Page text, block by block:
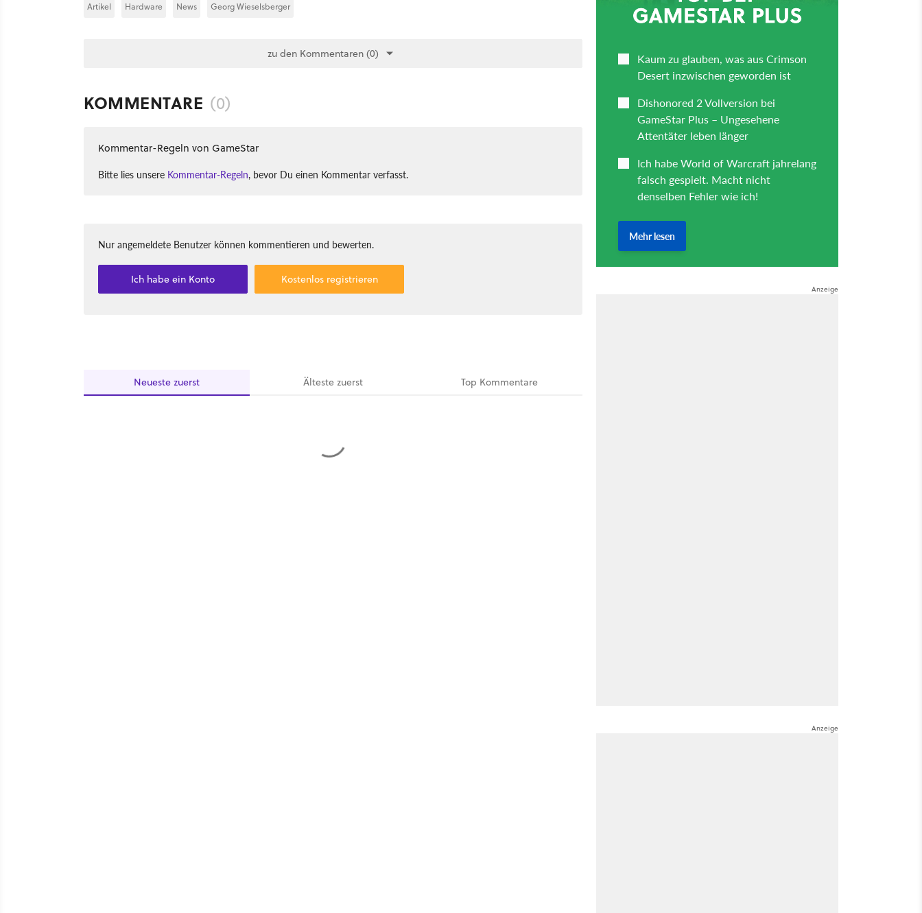
Artikel Hardware News Georg Wieselsberger
zu den Kommentaren (0)
KOMMENTARE (0)
Kommentar-Regeln von GameStar
Bitte lies unsere Kommentar-Regeln, bevor Du einen Kommentar verfasst.
Nur angemeldete Benutzer können kommentieren und bewerten.
Ich habe ein Konto Kostenlos registrieren
Neueste zuerst Ältestezuerst Top Kommentare